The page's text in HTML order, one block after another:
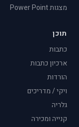
מצגות Power Point
תוכן
כתבות
ארכיון כתבות
הורדות
ויקי / מדריכים
גלריה
קנייה ומכירה